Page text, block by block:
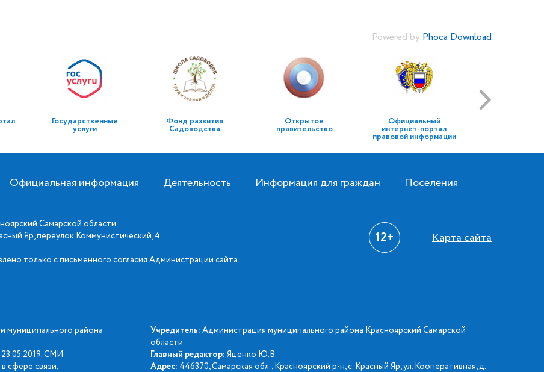
Powered by Phoca Download
Государственные
услуги
Фонд развития
Садоводства
Открытое
правительство
Официальный
интернет-портал
правовой информации
Официальная информация Деятельность Информация для граждан Поселения
Самарской области
Яр, переулок Коммунистический, 4
только с письменного согласия Администрации сайта.
12+ Карта сайта
муниципального района
СМИ
сфере связи,
Учредитель: Администрация муниципального района Красноярский Самарской
области
Главный редактор: Яценко Ю.В.
Адрес: 446370, Самарская обл., Красноярский р-н, с. Красный Яр, ул. Кооперативная, д.